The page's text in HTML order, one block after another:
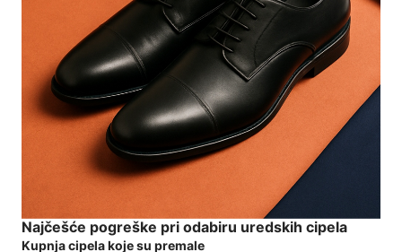
Najčešće pogreške pri odabiru uredskih cipela
Kupnja cipela koje su premale